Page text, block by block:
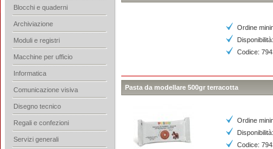
Ordine
Codice:
Pasta da modellare 500gr terracotta
Ordine
Codice:
Blocchi e quaderni
Archiviazione
Moduli e registri
Macchine per ufficio
Informatica
Comunicazione visiva
Disegno tecnico
Regali e confezioni
Servizi generali